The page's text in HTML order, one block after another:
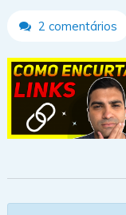
2 comentários